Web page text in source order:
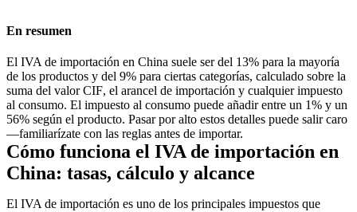
En resumen
El IVA de importación en China suele ser del 13% para la mayoría
de los productos y del 9% para ciertas categorías, calculado sobre la
suma del valorCIF, el arancel de importación y cualquier impuesto
al consumo. El impuesto al consumo puede añadir entre un 1% y un
56% según el producto. Pasar por alto estos detalles puede salir caro
—familiarízate con las reglas antes de importar.
Cómo funciona el IVA de importación en
China: tasas, cálculo y alcance
El IVA de importación es uno de los principales impuestos que